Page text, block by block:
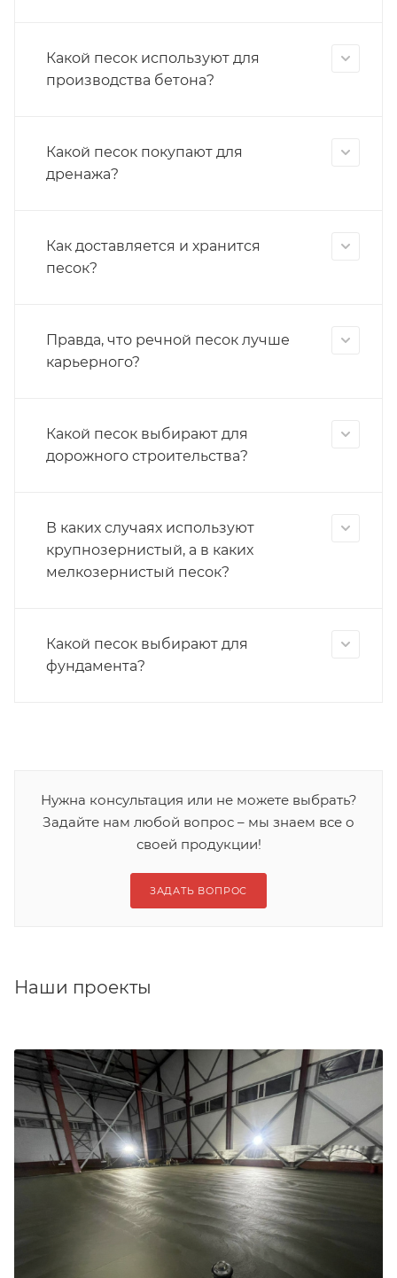
Какой песок используют для
производства бетона?
Какой песок покупают для
дренажа?
Как доставляется и хранится
песок?
Правда, что речной песок лучше
карьерного?
Какой песок выбирают для
дорожного строительства?
В каких случаях используют
крупнозернистый, а в каких
мелкозернистый песок?
Какой песок выбирают для
фундамента?
Нужна консультация или не можете выбрать?
Задайте нам любой вопрос – мы знаем все о
своей продукции!
ЗАДАТЬ ВОПРОС
Наши проекты